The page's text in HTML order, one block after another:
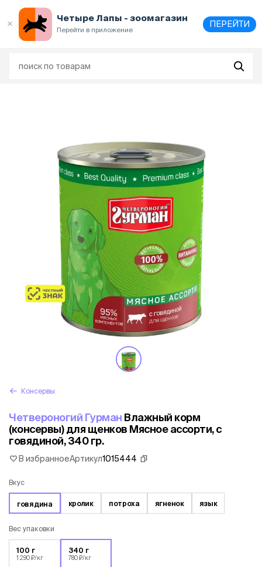
Четыре Лапы - зоомагазин
Перейти в приложение
ПЕРЕЙТИ
Консервы
Четвероногий Гурман Влажный корм
(консервы) для щенков Мясное ассорти, с
говядиной, 340 гр.
В избранноеАртикул1015444
Вкус
говядина кролик потроха ягненок язык
Вес упаковки
100 г
1 290 ₽/кг
340 г
780 ₽/кг